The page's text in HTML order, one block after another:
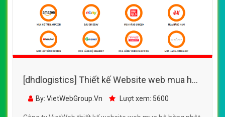
[dhdlogistics] Thiết kế Website web mua hộ
hàng nhật - wwwmuaho247com
By: VietWebGroup.Vn Lượt xem: 5600